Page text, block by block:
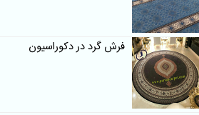
فرش گرد در دکوراسیون